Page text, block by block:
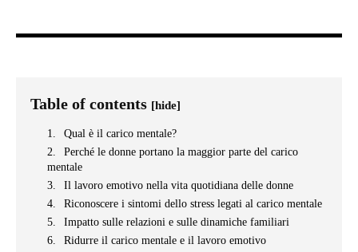
Table of contents [hide]
Qual è il carico mentale?
Perché le donne portano la maggior parte del carico
mentale
Il lavoro emotivo nella vita quotidiana delle donne
Riconoscere i sintomi dello stress legati al carico mentale
Impatto sulle relazioni e sulle dinamiche familiari
Ridurre il carico mentale e il lavoro emotivo